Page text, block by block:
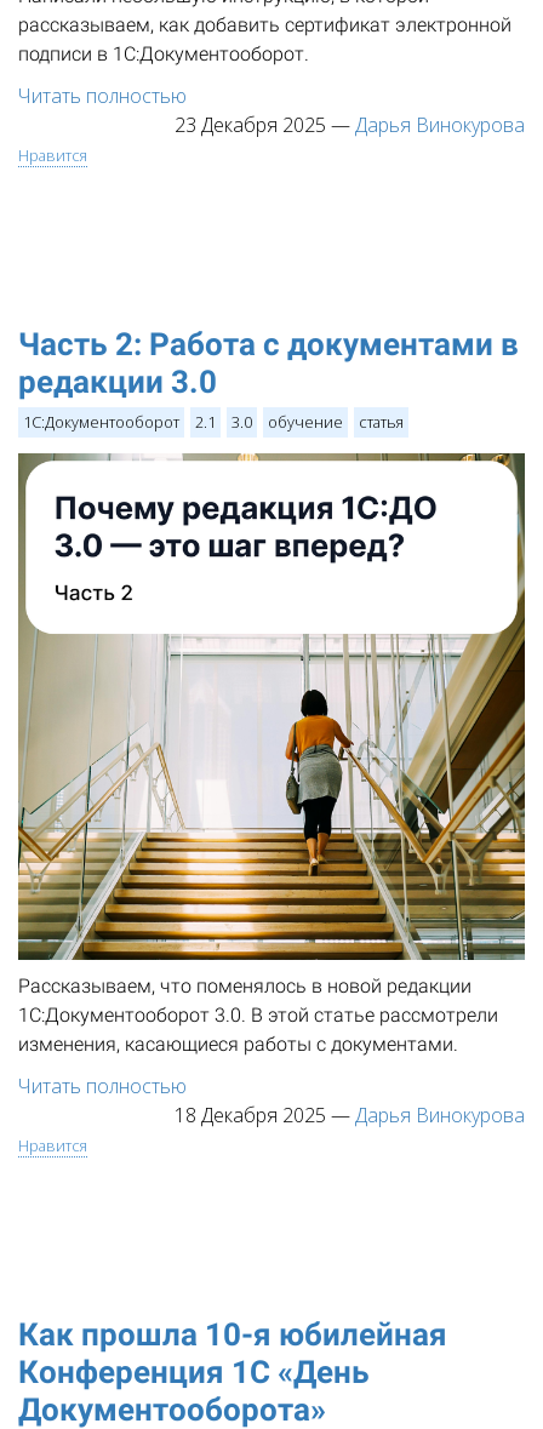
рассказываем, как добавить сертификат электронной
подписи в 1С:Документооборот.
Читать полностью
23 Декабря 2025 —Дарья Винокурова
Нравится
Часть 2: Работа с документами в
редакции 3.0
1С:Документооборот 2.1 3.0 обучение статья
Рассказываем, что поменялось в новой редакции
1С:Документооборот 3.0. В этой статье рассмотрели
изменения, касающиеся работы с документами.
Читать полностью
18 Декабря 2025 —Дарья Винокурова
Нравится
Как прошла 10-я юбилейная
Конференция 1С «День
Документооборота»